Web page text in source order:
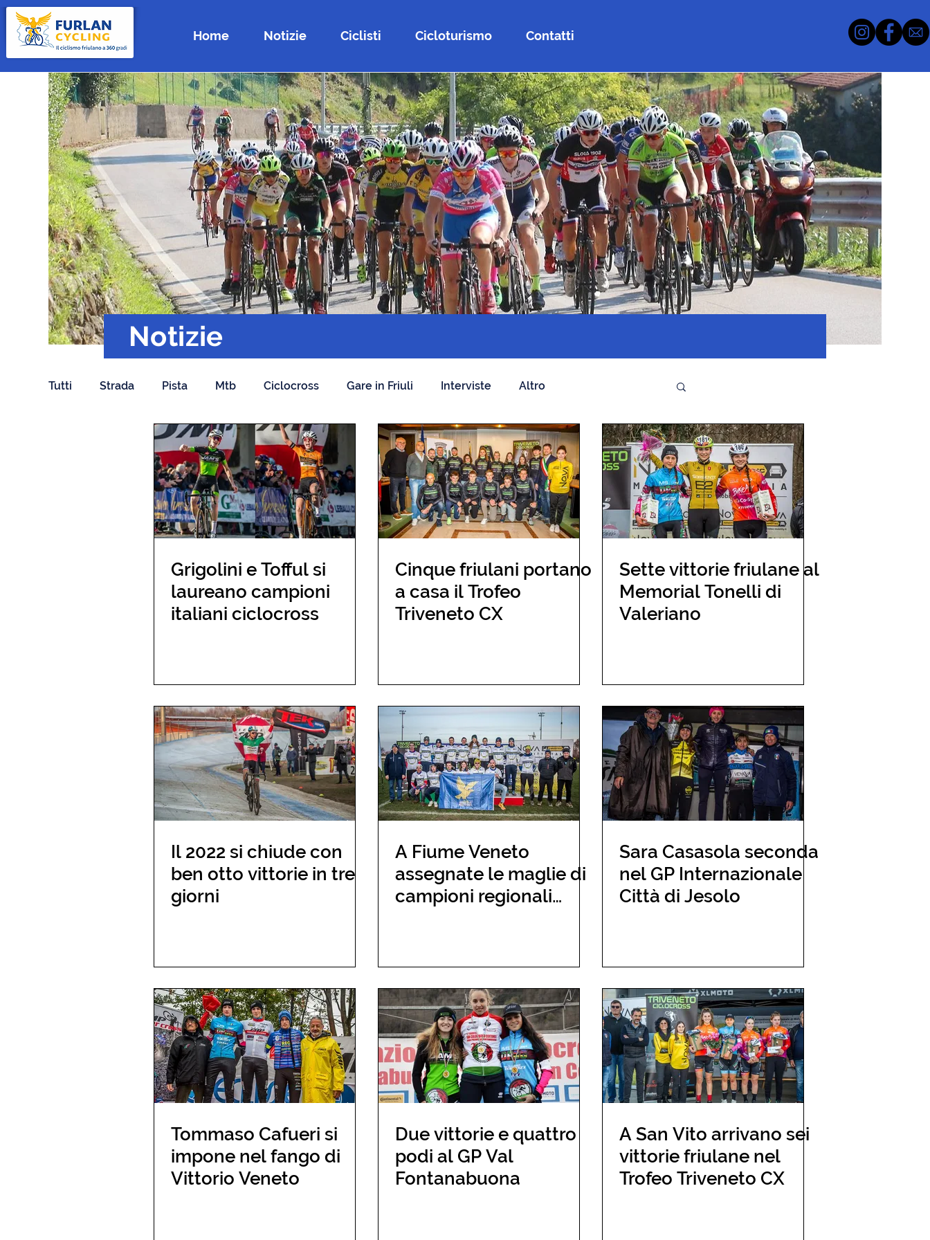
Home Notizie Ciclisti Cicloturismo Contatti
Notizie
Tutti Strada Pista Mtb Ciclocross Gare in Friuli Interviste Altro
Grigolini e Tofful si
laureano campioni
italiani ciclocross
Cinque friulani portano
a casa il Trofeo
Triveneto CX
Sette vittorie friulane al
Memorial Tonelli di
Valeriano
Il 2022 si chiude con
ben otto vittorie in tre
giorni
A Fiume Veneto
assegnate le maglie di
campioni regionali
Sara Casasola seconda
nel GP Internazionale
Città di Jesolo
Tommaso Cafueri si
impone nel fango di
Vittorio Veneto
Due vittorie e quattro
podi al GP Val
Fontanabuona
A San Vito arrivano sei
vittorie friulane nel
Trofeo Triveneto CX